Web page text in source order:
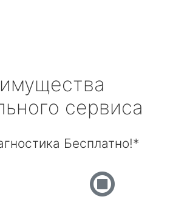
сервиса
Бесплатно!*